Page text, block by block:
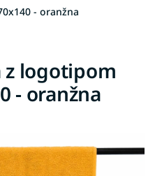
- oranžna
z logotipom
- oranžna